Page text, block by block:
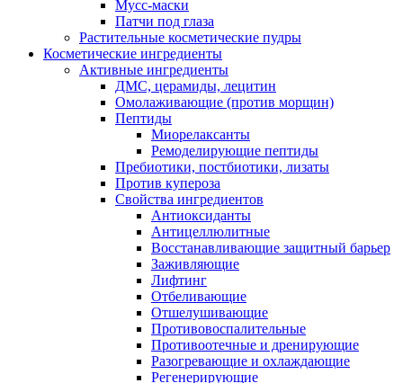
Мусс-маски
Патчи под глаза
Растительные косметические пудры
Косметические ингредиенты
Активные ингредиенты
ДМС, церамиды, лецитин
Омолаживающие (против морщин)
Пептиды
Миорелаксанты
Ремоделирующие пептиды
Пребиотики, постбиотики, лизаты
Против купероза
Свойства ингредиентов
Антиоксиданты
Антицеллюлитные
Восстанавливающие защитный барьер
Заживляющие
Лифтинг
Отбеливающие
Отшелушивающие
Противовоспалительные
Противоотечные и дренирующие
Разогревающие и охлаждающие
Регенерирующие